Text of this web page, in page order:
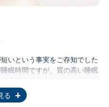
いという事実をご存知でした
眠時間ですが、質の高い睡眠
ています。
て定着させることができるの
る